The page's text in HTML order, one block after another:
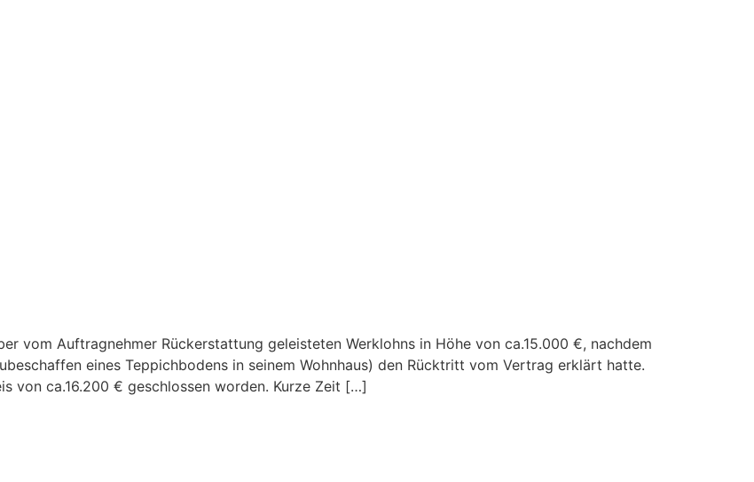
vom Auftragnehmer Rückerstattung geleisteten Werklohns in Höhe von ca.15.000 €, nachdem
eines Teppichbodens in seinem Wohnhaus) den Rücktritt vom Vertrag erklärt hatte.
von ca.16.200 € geschlossen worden. Kurze Zeit […]